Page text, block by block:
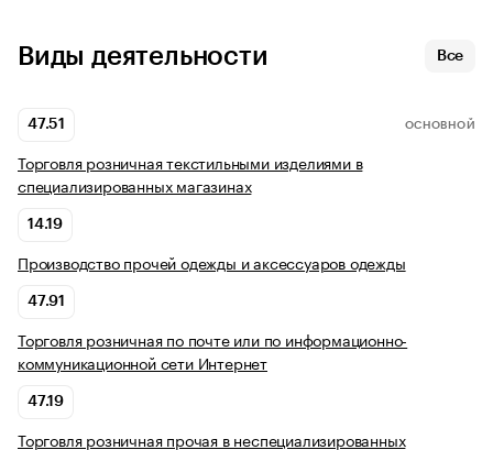
Виды деятельности Все
47.51 ОСНОВНОЙ
Торговля розничная текстильными изделиями в
специализированных магазинах
14.19
Производство прочей одежды и аксессуаров одежды
47.91
Торговля розничная по почте или по информационно-
коммуникационной сети Интернет
47.19
Торговля розничная прочая в неспециализированных